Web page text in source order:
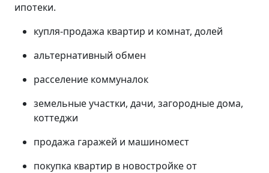
ипотеки.
купля-продажа квартир и комнат, долей
альтернативный обмен
расселение коммуналок
земельные участки, дачи, загородные дома,
коттеджи
продажа гаражей и машиномест
покупка квартир в новостройке от